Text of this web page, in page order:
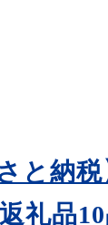
と納
礼品10